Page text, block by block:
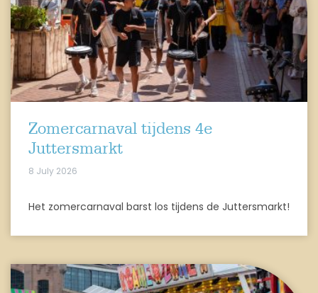
Zomercarnaval tijdens 4e
Juttersmarkt
8 July 2026
Het zomercarnaval barst los tijdens de Juttersmarkt!